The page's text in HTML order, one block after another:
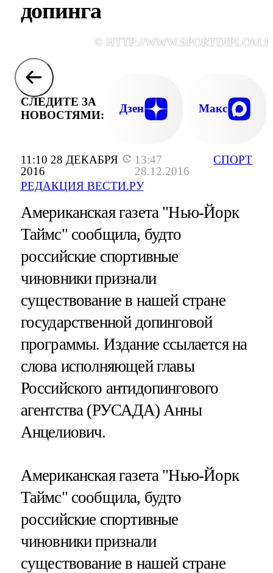
11:10 28 ДЕКАБРЯ
2016
13:47
28.12.2016
РЕДАКЦИЯ ВЕСТИ.РУ
СПОРТ
допинга
© HTTP://
СЛЕДИТЕ ЗА
НОВОСТЯМИ:
Дзен Макс
Американская газета "Нью-Йорк
Таймс" сообщила, будто
российские спортивные
чиновники признали
существование в нашей стране
государственной допинговой
программы. Издание ссылается на
слова исполняющей главы
Российского антидопингового
агентства (РУСАДА) Анны
Анцелиович.
Американская газета "Нью-Йорк
Таймс" сообщила, будто
российские спортивные
чиновники признали
существование в нашей стране